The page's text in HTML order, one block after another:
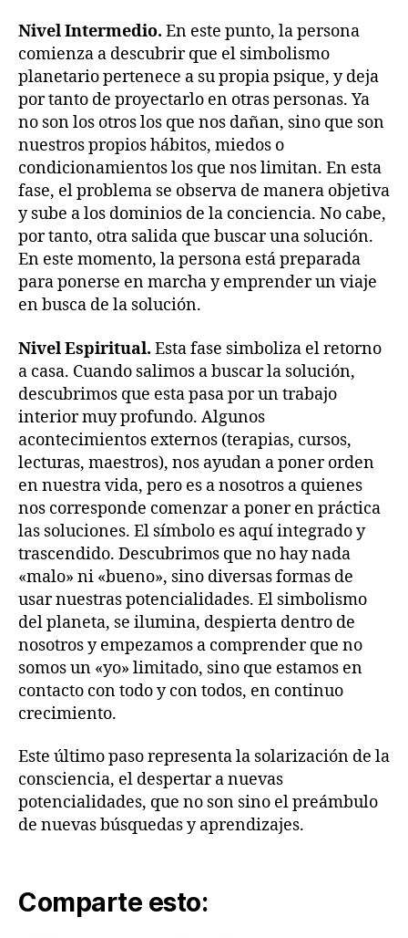
Nivel Intermedio. En este punto, la persona
comienza a descubrir que el simbolismo
planetario pertenece a su propia psique, y deja
por tanto de proyectarlo en otras personas. Ya
no son los otros los que nos dañan, sino que son
nuestros propios hábitos, miedos o
condicionamientos los que nos limitan. En esta
fase, el problema se observa de manera objetiva
y sube a los dominios de la conciencia. No cabe,
por tanto, otra salida que buscar una solución.
En este momento, la persona está preparada
para ponerse en marcha y emprender un viaje
en busca de la solución.
Nivel Espiritual. Esta fase simboliza el retorno
a casa. Cuando salimos a buscar la solución,
descubrimos que esta pasa por un trabajo
interior muy profundo. Algunos
acontecimientos externos (terapias, cursos,
lecturas, maestros), nos ayudan a poner orden
en nuestra vida, pero es a nosotros a quienes
nos corresponde comenzar a poner en práctica
las soluciones. El símbolo es aquí integrado y
trascendido. Descubrimos que no hay nada
«malo» ni «bueno», sino diversas formas de
usar nuestras potencialidades. El simbolismo
del planeta, se ilumina, despierta dentro de
nosotros y empezamos a comprender que no
somos un «yo» limitado, sino que estamos en
contacto con todo y con todos, en continuo
crecimiento.
Este último paso representa la solarización de la
consciencia, el despertar a nuevas
potencialidades, que no son sino el preámbulo
de nuevas búsquedas y aprendizajes.
Comparte esto: